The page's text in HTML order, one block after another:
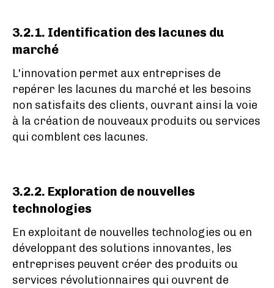
3.2.1. Identification des lacunes du
marché
L'innovation permet aux entreprises de
repérer les lacunes du marché et les besoins
non satisfaits des clients, ouvrant ainsi la voie
à la création de nouveaux produits ou services
qui comblent ces lacunes.
3.2.2. Exploration de nouvelles
technologies
En exploitant de nouvelles technologies ou en
développant des solutions innovantes, les
entreprises peuvent créer des produits ou
services révolutionnaires qui ouvrent de